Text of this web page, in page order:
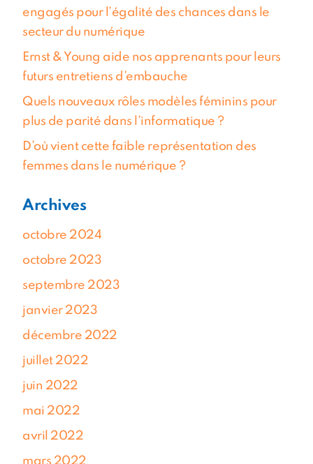
Téléchargez la brochure
engagés pour l’égalité des chances dans le
secteur du numérique
Ernst & Young aide nos apprenants pour leurs
futurs entretiens d’embauche
Quels nouveaux rôles modèles féminins pour
plus de parité dans l’informatique ?
D’où vient cette faible représentation des
femmes dans le numérique ?
Archives
octobre 2024
octobre 2023
septembre 2023
janvier 2023
décembre 2022
juillet 2022
juin 2022
mai 2022
avril 2022
mars 2022